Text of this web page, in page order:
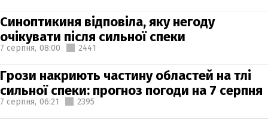
Синоптикиня відповіла, яку негоду
очікувати після сильної спеки
7 серпня, 08:00 2441
Грози накриють частину областей на тлі
сильної спеки: прогноз погоди на 7 серпня
7 серпня, 06:21 2395